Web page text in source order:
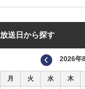
放送日から探す
2026年
月 火 水 木